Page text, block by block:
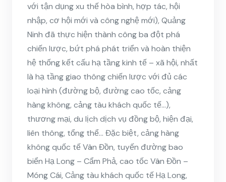
với tận dụng xu thế hòa bình, hợp tác, hội
nhập, cơ hội mới và công nghệ mới), Quảng
Ninh đã thực hiện thành công ba đột phá
chiến lược, bứt phá phát triển và hoàn thiện
hệ thống kết cấu hạ tầng kinh tế – xã hội, nhất
là hạ tầng giao thông chiến lược với đủ các
loại hình (đường bộ, đường cao tốc, cảng
hàng không, cảng tàu khách quốc tế…),
thương mại, du lịch dịch vụ đồng bộ, hiện đại,
liên thông, tổng thể… Đặc biệt, cảng hàng
không quốc tế Vân Đồn, tuyến đường bao
biển Hạ Long – Cẩm Phả, cao tốc Vân Đồn –
Móng Cái, Cảng tàu khách quốc tế Hạ Long,